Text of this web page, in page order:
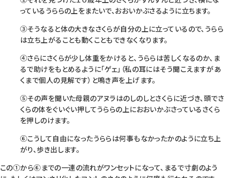
っているうららの上をまたいで、おおいかぶさるように立ちます。
③そうなると体の大きなさくらが自分の上に立っているので、うらら
は立ち上がることも動くこともできなくなります。
④さらにさくらが少し体重をかけると、うららは苦しくなるのか、ま
るで助けをもとめるように「ゲェ」（私の耳にはそう聞こえますがあ
くまで個人の見解です）と鳴き声を上げます。
⑤その声を聞いた母親のアヌラはのしのしとさくらに近づき、頭でさ
くらの体をぐいぐい押してうららの上におおいかぶさっているさくら
を押しのけます。
⑥こうして自由になったうららは何事もなかったかのように立ち上
がり、歩き出します。
この①から⑥までの一連の流れがワンセットになって、まるで寸劇のよう